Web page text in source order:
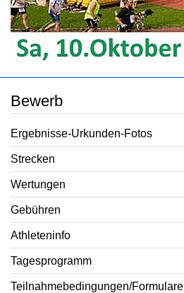
Bewerb
Ergebnisse-Urkunden-Fotos
Strecken
Wertungen
Gebühren
Athleteninfo
Tagesprogramm
Teilnahmebedingungen/Formulare